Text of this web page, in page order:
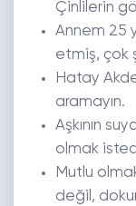
Çinlilerin
Annem 25
etmiş, çok
Hatay
aramayın.
Aşkının
olmak
Mutlu
değil,